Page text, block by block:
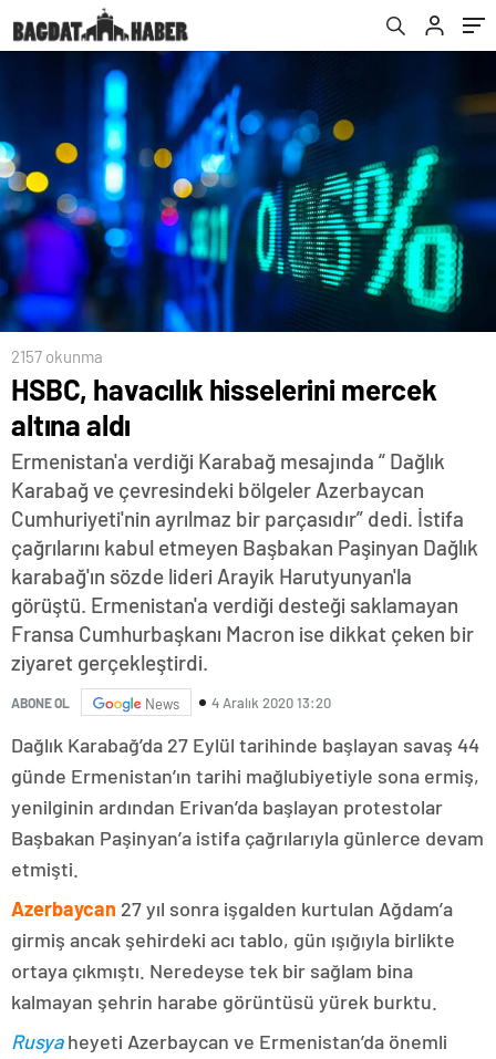
2157 okunma
HSBC, havacılık hisselerini mercek
altına aldı
Ermenistan'a verdiği Karabağ mesajında “ Dağlık
Karabağ ve çevresindeki bölgeler Azerbaycan
Cumhuriyeti'nin ayrılmaz bir parçasıdır” dedi. İstifa
çağrılarını kabul etmeyen Başbakan Paşinyan Dağlık
karabağ'ın sözde lideri Arayik Harutyunyan'la
görüştü. Ermenistan'a verdiği desteği saklamayan
Fransa Cumhurbaşkanı Macron ise dikkat çeken bir
ziyaret gerçekleştirdi.
ABONE OL News 4 Aralık 2020 13:20
Dağlık Karabağ’da 27 Eylül tarihinde başlayan savaş 44
günde Ermenistan’ın tarihi mağlubiyetiyle sona ermiş,
yenilginin ardından Erivan’da başlayan protestolar
Başbakan Paşinyan’a istifa çağrılarıyla günlerce devam
etmişti.
Azerbaycan 27 yıl sonra işgalden kurtulan Ağdam’a
girmiş ancak şehirdeki acı tablo, gün ışığıyla birlikte
ortaya çıkmıştı. Neredeyse tek bir sağlam bina
kalmayan şehrin harabe görüntüsü yürek burktu.
Rusyaheyeti Azerbaycan ve Ermenistan’da önemli